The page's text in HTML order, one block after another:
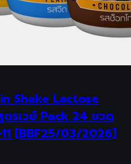
Shake Lactose
รเวย์ Pack 24 ขวด
[BBF25/03/2026]